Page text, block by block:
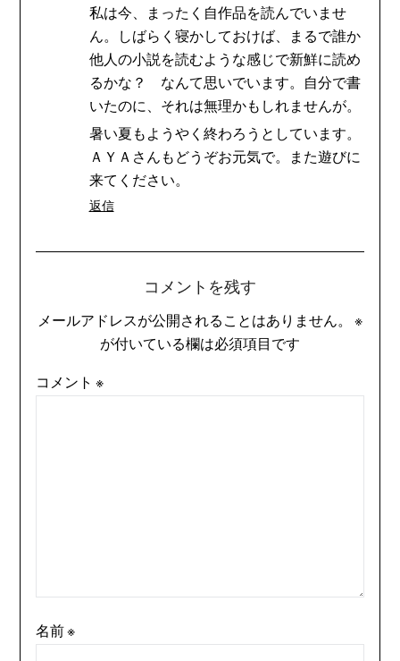
私は今、まったく自作品を読んでいませ
ん。しばらく寝かしておけば、まるで誰か
他人の小説を読むような感じで新鮮に読め
るかな？ なんて思いでいます。自分で書
いたのに、それは無理かもしれませんが。
暑い夏もようやく終わろうとしています。
ＡＹＡさんもどうぞお元気で。また遊びに
来てください。
返信
コメントを残す
メールアドレスが公開されることはありません。
※
が付いている欄は必須項目です
コメント ※
名前※